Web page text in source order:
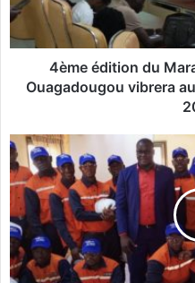
i
t
i
M
a
r
a
t
h
o
n
4ème édition du
Ouagadougou vibrera
U
I
2
M
:
R
o
x